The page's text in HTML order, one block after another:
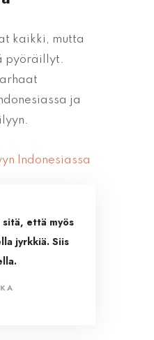
kaikki, mutta
pyöräillyt.
ja
Indonesiassa
että myös
jyrkkiä. Siis